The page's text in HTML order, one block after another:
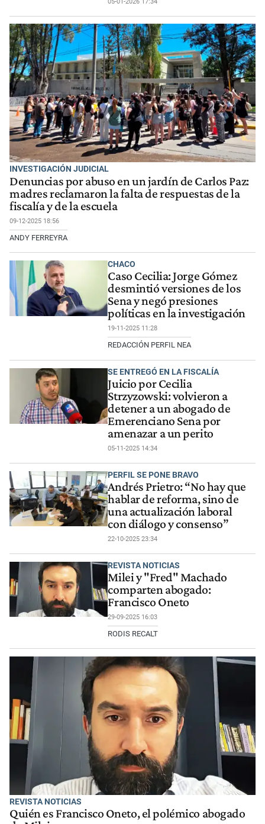
INVESTIGACIÓN JUDICIAL
Denuncias por abuso en un jardín de Carlos Paz:
madres reclamaron la falta de respuestas de la
fiscalía y de la escuela
09-12-2025 18:56
ANDY FERREYRA
CHACO
Caso Cecilia: Jorge Gómez
desmintió versiones de los
Sena y negó presiones
políticas en la investigación
19-11-2025 11:28
REDACCIÓN PERFIL NEA
SE ENTREGÓ EN LA FISCALÍA
Juicio por Cecilia
Strzyzowski: volvieron a
detener a un abogado de
Emerenciano Sena por
amenazar a un perito
05-11-2025 14:34
PERFIL SE PONE BRAVO
Andrés Prietro: “No hay que
hablar de reforma, sino de
una actualización laboral
con diálogo y consenso”
22-10-2025 23:34
REVISTA NOTICIAS
Milei y "Fred" Machado
comparten abogado:
Francisco Oneto
29-09-2025 16:03
RODIS RECALT
REVISTA NOTICIAS
Quién es Francisco Oneto, el polémico abogado